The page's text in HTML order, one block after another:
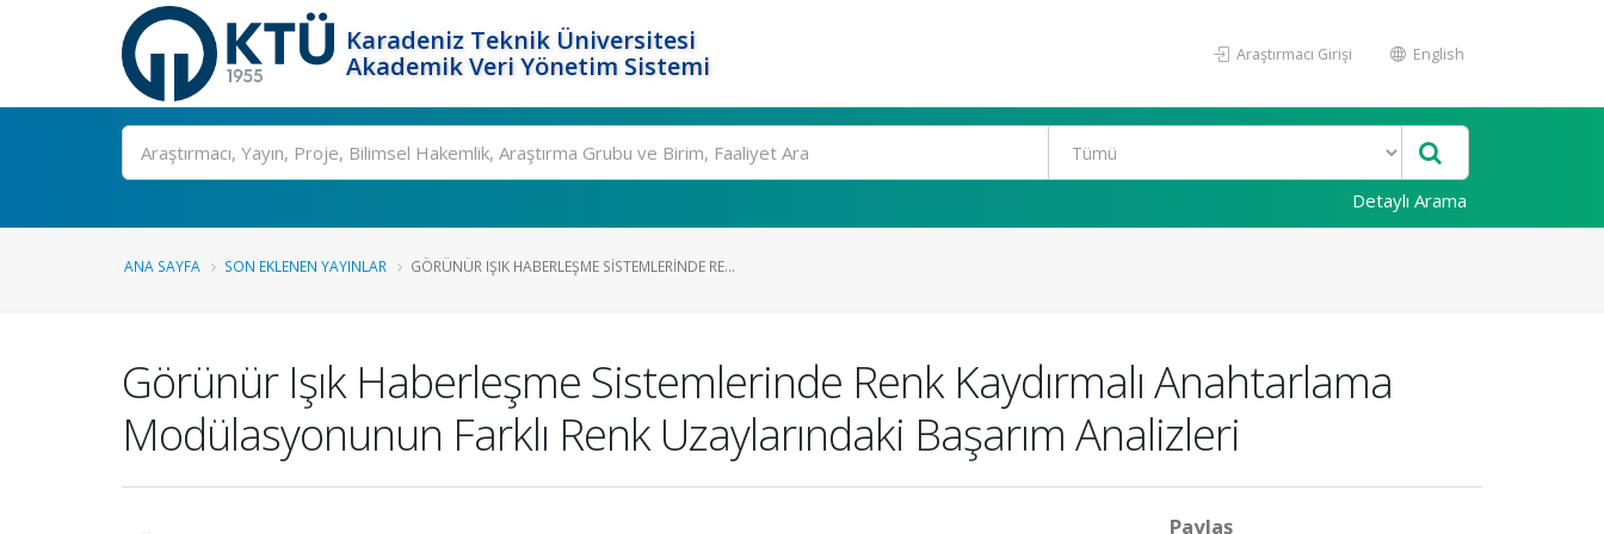
Karadeniz Teknik Üniversitesi
Akademik Veri Yönetim Sistemi
Araştırmacı Girişi English
Ara
Detaylı Arama
ANA SAYFA SON EKLENEN YAYINLAR GÖRÜNÜR IŞIK HABERLEŞME SISTEMLERINDE RE...
Görünür Işık Haberleşme Sistemlerinde Renk Kaydırmalı Anahtarlama
Modülasyonunun Farklı Renk Uzaylarındaki Başarım Analizleri
Paylaş